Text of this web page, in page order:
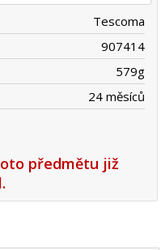
Tescoma
907414
579g
24 měsíců
předmětu již